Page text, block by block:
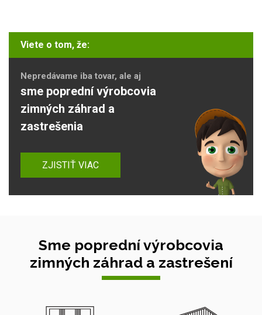
Viete o tom, že:
Nepredávame iba tovar, ale aj
sme poprední výrobcovia
zimných záhrad a
zastrešenia
ZJISTIŤ VIAC
Sme poprední výrobcovia
zimných záhrad a zastrešení